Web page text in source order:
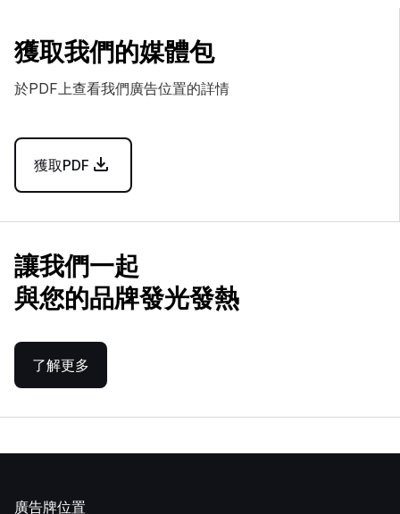
獲取我們的媒體包
於PDF上查看我們廣告位置的詳情
獲取PDF
讓我們一起
與您的品牌發光發熱
了解更多
廣告牌位置